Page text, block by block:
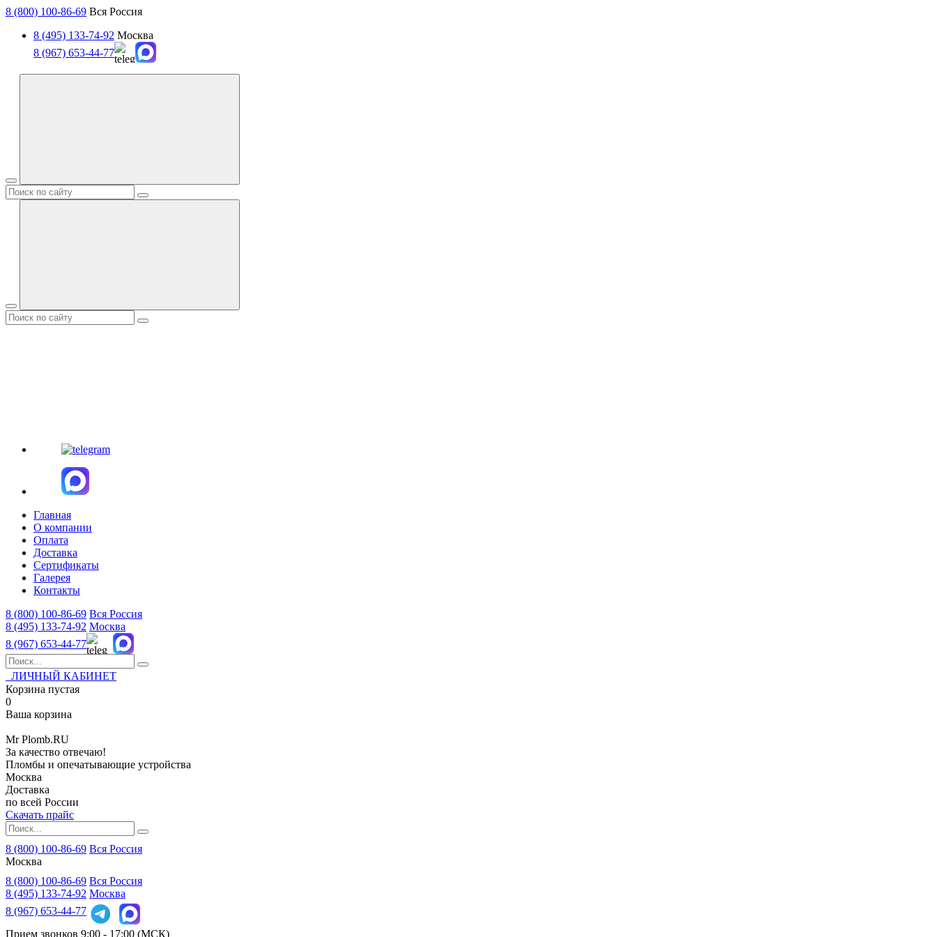
8 (800) 100-86-69 Вся Россия
8 (495) 133-74-92 Москва
8 (967) 653-44-77
Главная
О компании
Оплата
Доставка
Сертификаты
Галерея
Контакты
8 (800) 100-86-69 Вся Россия
8 (495) 133-74-92 Москва
8 (967) 653-44-77
ЛИЧНЫЙ КАБИНЕТ
Корзина пустая
0
Ваша корзина
MrPlomb.RU
За качество отвечаю!
Пломбы и опечатывающие устройства
Москва
Доставка
по всей России
Скачать прайс
8 (800) 100-86-69 Вся Россия
Москва
8 (800) 100-86-69 Вся Россия
8 (495) 133-74-92 Москва
8 (967) 653-44-77
Прием звонков 9:00 - 17:00 (МСК)